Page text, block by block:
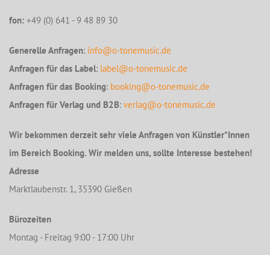
fon: +49 (0) 641 - 9 48 89 30
Generelle Anfragen: info@o-tonemusic.de
Anfragen für das Label: label@o-tonemusic.de
Anfragen für das Booking: booking@o-tonemusic.de
Anfragen für Verlag und B2B: verlag@o-tonemusic.de
Wir bekommen derzeit sehr viele Anfragen von Künstler*Innen
im Bereich Booking. Wir melden uns, sollte Interesse bestehen!
Adresse
Marktlaubenstr. 1, 35390 Gießen
Bürozeiten
Montag - Freitag 9:00 - 17:00 Uhr